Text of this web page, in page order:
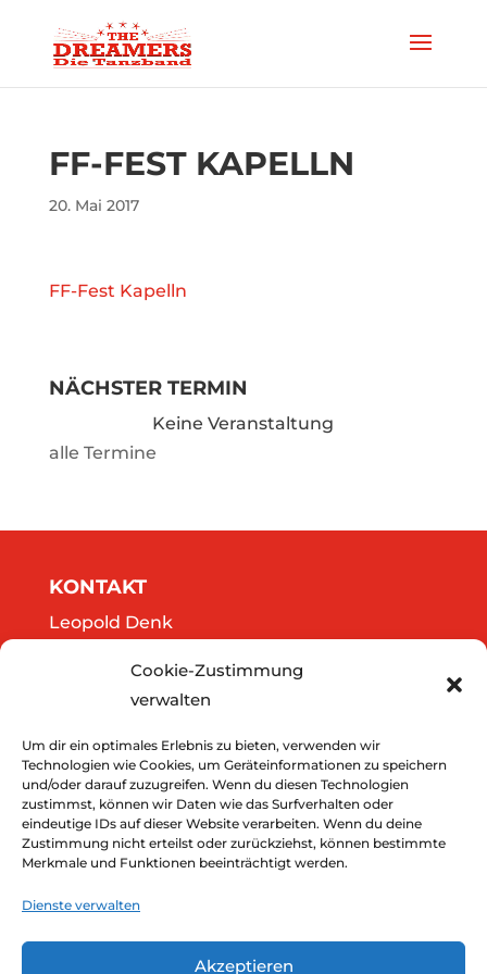
Cookie-Zustimmung
verwalten
Um dir ein optimales Erlebnis zu bieten, verwenden wir
Technologien wie Cookies, um Geräteinformationen zu speichern
und/oder darauf zuzugreifen. Wenn du diesen Technologien
zustimmst, können wir Daten wie das Surfverhalten oder
eindeutige IDs auf dieser Website verarbeiten. Wenn du deine
Zustimmung nicht erteilst oder zurückziehst, können bestimmte
Merkmale und Funktionen beeinträchtigt werden.
Dienste verwalten
Akzeptieren
FF-FEST KAPELLN
20. Mai 2017
FF-Fest Kapelln
NÄCHSTER TERMIN
Keine Veranstaltung
alle Termine
KONTAKT
Leopold Denk
A-3500 Krems
Tel.: 0664/2020141
office@thedreamers.at
Downloads
Impressum